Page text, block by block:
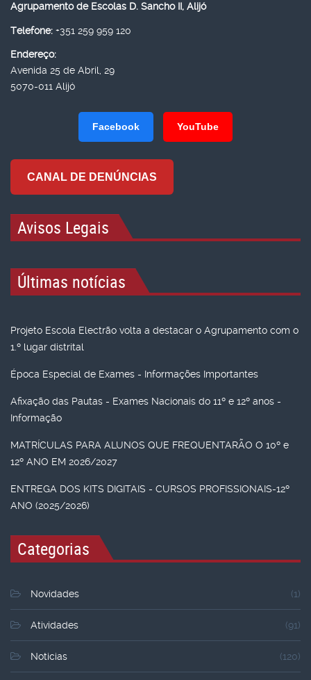
Agrupamento de Escolas D. Sancho II, Alijó
Telefone: +351 259 959 120
Endereço:
Avenida 25 de Abril, 29
5070-011 Alijó
Facebook YouTube
CANAL DE DENÚNCIAS
Avisos Legais
Últimas notícias
Projeto Escola Electrão volta a destacar o Agrupamento com o
1.º lugar distrital
Época Especial de Exames - Informações Importantes
Afixação das Pautas - Exames Nacionais do 11º e 12º anos -
Informação
MATRÍCULAS PARA ALUNOS QUE FREQUENTARÃO O 10º e
12º ANO EM 2026/2027
ENTREGA DOS KITS DIGITAIS - CURSOS PROFISSIONAIS-12º
ANO (2025/2026)
Categorias
Novidades (1)
Atividades (91)
Noticias (120)